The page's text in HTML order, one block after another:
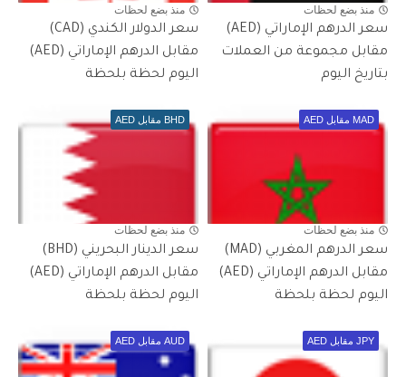
منذ بضع لحظات
سعر الدرهم الإماراتي (AED)
مقابل مجموعة من العملات
بتاريخ اليوم
منذ بضع لحظات
سعر الدولار الكندي (CAD)
مقابل الدرهم الإماراتي (AED)
اليوم لحظة بلحظة
MAD مقابل AED
منذ بضع لحظات
سعر الدرهم المغربي (MAD)
مقابل الدرهم الإماراتي (AED)
اليوم لحظة بلحظة
BHD مقابل AED
منذ بضع لحظات
سعر الدينار البحريني (BHD)
مقابل الدرهم الإماراتي (AED)
اليوم لحظة بلحظة
JPY مقابل AED AUD مقابل AED